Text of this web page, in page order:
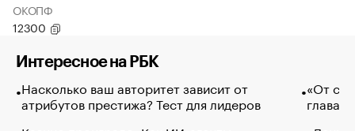
ОКОПФ
12300
Интересное на РБК
Насколько ваш авторитет зависит от
атрибутов престижа? Тест для лидеров
«От
глава